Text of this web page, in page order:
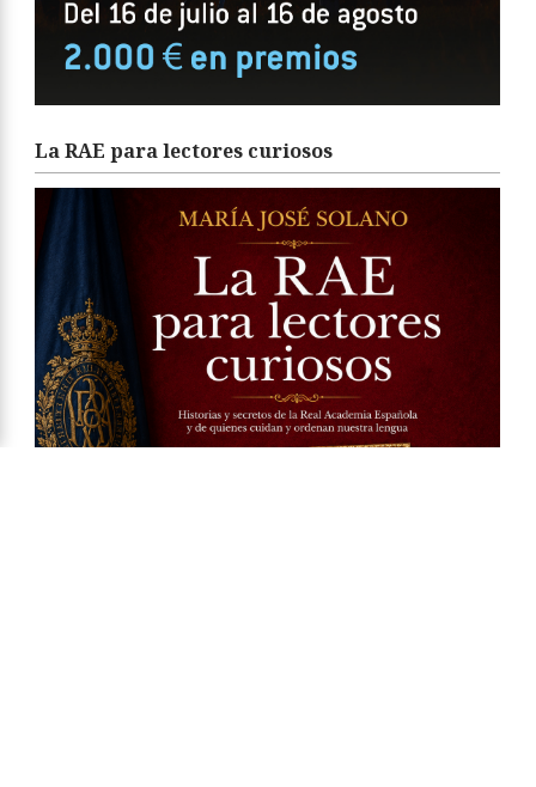
La RAE para lectores curiosos